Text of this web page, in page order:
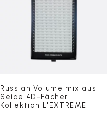
Russian Volume mix aus
Seide 4D-Fächer
Kollektion L'EXTREME